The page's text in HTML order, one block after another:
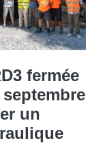
fermée
septembre
un